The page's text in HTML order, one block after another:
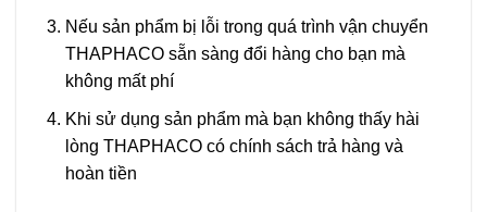
Nếu sản phẩm bị lỗi trong quá trình vận chuyển
THAPHACO sẵn sàng đổi hàng cho bạn mà
không mất phí
Khi sử dụng sản phẩm mà bạn không thấy hài
lòng THAPHACO có chính sách trả hàng và
hoàn tiền